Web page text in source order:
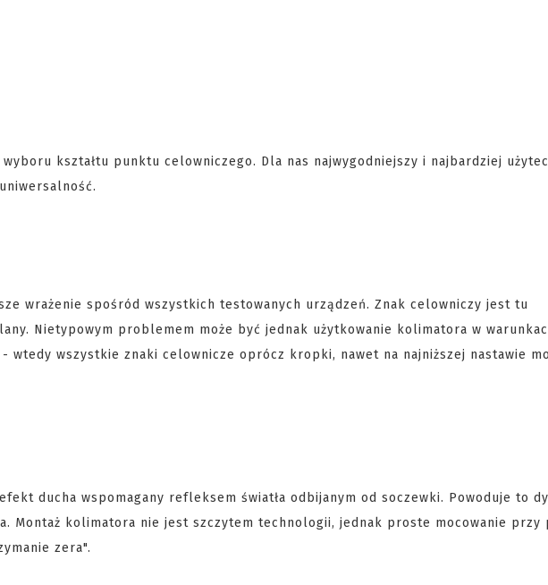
wyboru kształtu punktu celowniczego. Dla nas najwygodniejszy i najbardziej
wrażenie spośród wszystkich testowanych urządzeń. Znak celowniczy jest tu
Nietypowym problemem może być jednak użytkowanie kolimatora w
- wtedy wszystkie znaki celownicze oprócz kropki, nawet na najniższej nastawie
ducha wspomagany refleksem światła odbijanym od soczewki. Powoduje to
Montaż kolimatora nie jest szczytem technologii, jednak proste mocowanie przy
zera".